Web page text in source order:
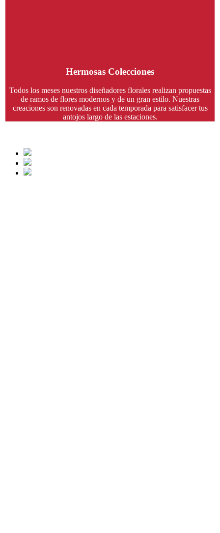
Hermosas Colecciones
Todos los meses nuestros diseñadores florales realizan propuestas
de ramos de flores modernos y de un gran estilo. Nuestras
creaciones son renovadas en cada temporada para satisfacer tus
antojos largo de las estaciones.